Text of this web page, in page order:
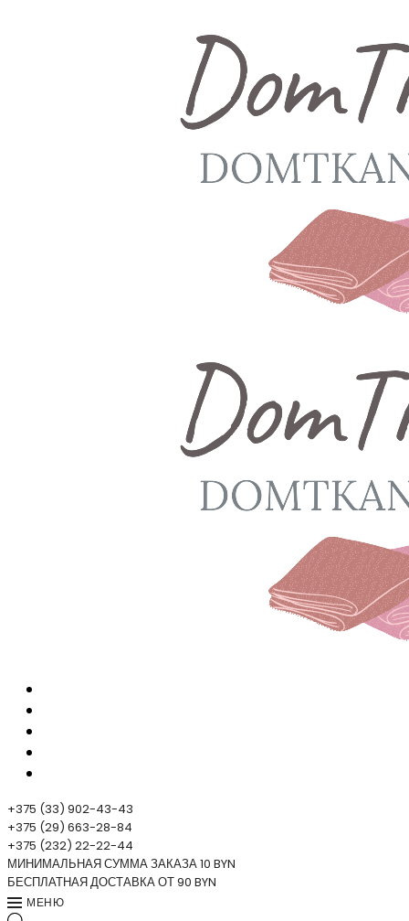
+375 (33) 902-43-43
+375 (29) 663-28-84
+375 (232) 22-22-44
МИНИМАЛЬНАЯ СУММА ЗАКАЗА 10 BYN
БЕСПЛАТНАЯ ДОСТАВКА ОТ 90 BYN
МЕНЮ